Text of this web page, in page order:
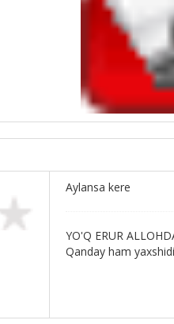
Aylansa kere
YO'Q ERUR
Qanday ham